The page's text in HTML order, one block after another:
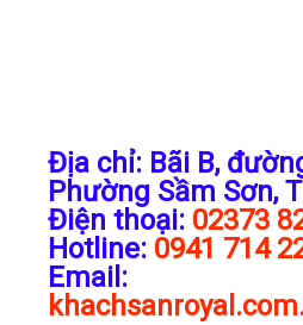
Địa chỉ: Bãi B,
Phường Sầm Sơn,
Điện thoại: 02373
Hotline: 0941 714
Email: